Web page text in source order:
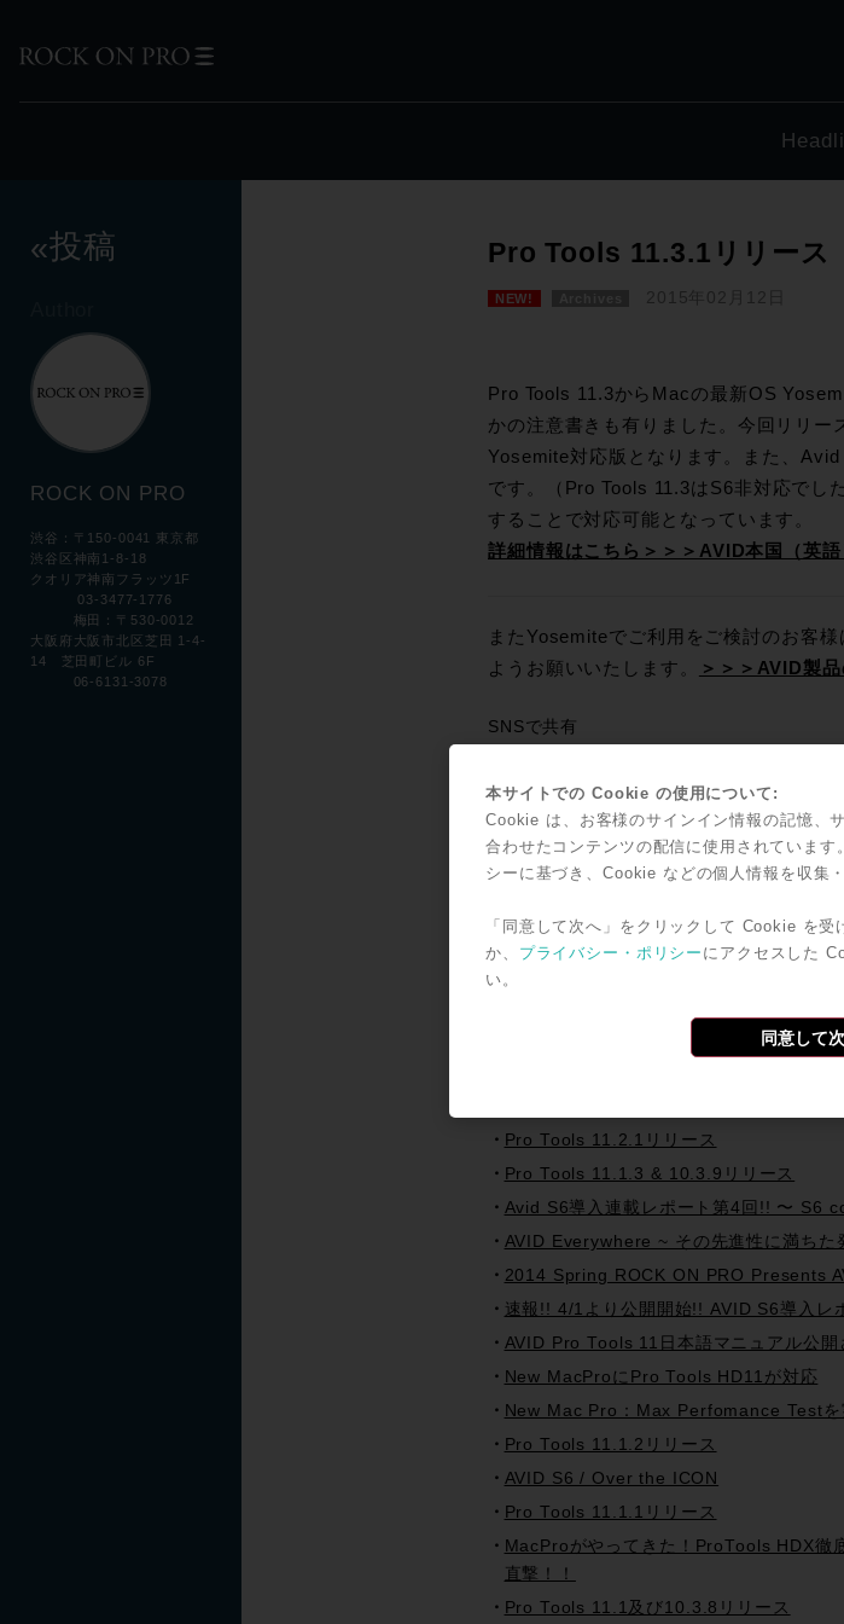
«投稿
ROCK ON PRO
渋谷：〒150-0041 東京都
渋谷区神南1-8-18
クオリア神南フラッツ1F
03-3477-1776
梅田：〒530-0012
大阪府大阪市北区芝田 1-4-
14 芝田町ビル 6F
06-6131-3078
Pro Tools 11.3.1リリース
NEW! 2015年02月12日
Pro Tools 11.3からMacの最新OS
かの注意書きも有りました。今回リリー
Yosemite対応版となります。また、
です。（Pro Tools 11.3はS6非対応でし
することで対応可能となっています。
詳細情報はこちら＞＞＞AVID本国（英語
またYosemiteでご利用をご検討のお客
ようお願いいたします。
＞＞＞AVID製
SNSで共有
Twitter
Facebook
LineEmail
共
有
＊記事中に掲載されている情報は2015年02
関連記事
【3/4開催】Pro Tools | S6: Avidプロミ
Pro Tools 11.2.1リリース
Pro Tools 11.1.3 & 10.3.9リリース
Avid S6導入連載レポート第4回!! 〜 S6
AVID Everywhere ~ その先進性に満ちた
2014 Spring ROCK ON PRO Presents
速報!! 4/1より公開開始!! AVID S6導入レ
AVID Pro Tools 11日本語マニュアル公開
New MacProにPro Tools HD11が対応
New Mac Pro：Max Perfomance Testを
Pro Tools 11.1.2リリース
AVID S6 / Over the ICON
Pro Tools 11.1.1リリース
MacProがやってきた！ProTools HDX
直撃！！
Pro Tools 11.1及び10.3.8リリース
本サイトでの Cookie の使用について:
Cookie は、お客様のサインイン情報の記憶、
合わせたコンテンツの配信に使用されています
シーに基づき、Cookie などの個人情報を収集
「同意して次へ」をクリックして Cookie を
か、 プライバシー・ポリシー にアクセスした
い。
同意して